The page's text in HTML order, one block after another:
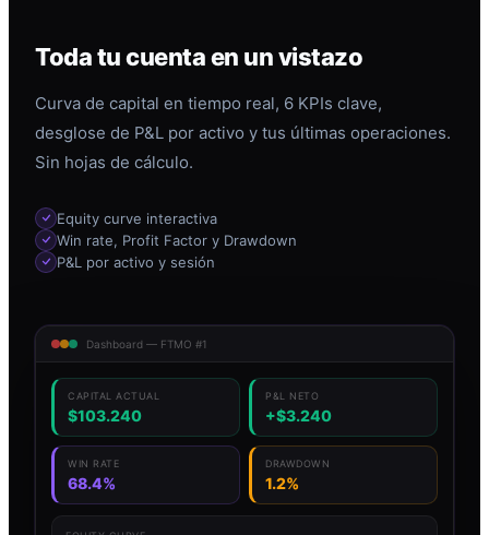
Toda tu cuenta en un vistazo
Curva de capital en tiempo real, 6 KPIs clave,
desglose de P&L por activo y tus últimas operaciones.
Sin hojas de cálculo.
Equity curve interactiva
Win rate, Profit Factor y Drawdown
P&L por activo y sesión
Dashboard — FTMO #1
CAPITAL ACTUAL
$103.240
P&L NETO
+$3.240
WIN RATE
68.4%
DRAWDOWN
1.2%